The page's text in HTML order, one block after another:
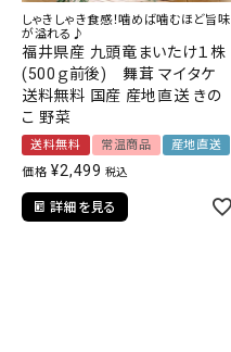
しゃきしゃき食感！噛めば噛むほど旨味
が溢れる♪
福井県産 九頭竜まいたけ１株
(500ｇ前後) 舞茸 マイタケ
送料無料 国産 産地直送 きの
こ 野菜
送料無料 常温商品
産地直送
価格 ¥2,499 税込
詳細を見る